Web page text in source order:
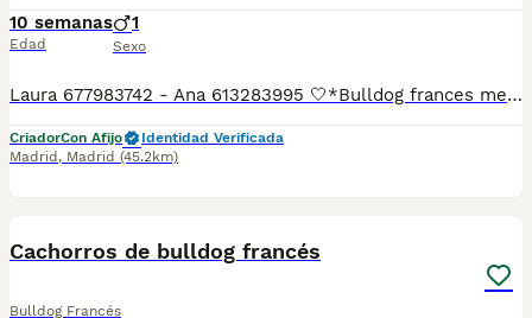
10 semanas
Edad
1
Sexo
Laura 677983742 - Ana 613283995 🤍*Bulldog frances merle black*🤍 ¿Buscas un nuevo compañero para tu hogar? ❤️ Tenemos preciosos cachorros listos para encontrar una familia responsable. ✅ Vacunados ✅ Desparasitados ✅ Cartilla sanitaria ✅ Garantías incluidas ✅ Máxima atención y cuidado Se hacen envíos a toda España: Andalucía: Almería, Cádiz, Córdoba, Granada, Huelva, Jaén, Málaga, Sevilla. Aragón: Huesca, Teruel, Zaragoza. Asturias: Oviedo. Baleares: Palma. Canarias: Las Palmas de Gran Canaria, Santa Cruz de Tenerife. Cantabria: Santander. Castilla-La Mancha: Albacete, Ciudad Real, Cuenca, Guadalajara, Toledo. Castilla y León: Ávila, Burgos, León, Palencia, Salamanca, Segovia, Soria, Valladolid, Zamora. Cataluña: Barcelona, Gerona (Girona), Lérida (Lleida), Tarragona .Comunidad Valenciana: Alicante, Castellón de la Plana, Valencia. Extremadura: Badajoz, Cáceres .Galicia: La Coruña (A Coruña), Lugo, Orense (Ourense), Pontevedra. La Rioja: Logroño. Madrid: Madrid .Murcia: Murcia. Navarra: Pamplona. País Vasco: Bilbao (Vizcaya), San Sebastián (Guipúzcoa), Vitoria (Álava). 🐾 Cachorros sanos, sociables y criados con mucho cariño. 📲 ¡Pregunta sin compromiso por disponibilidad, fotos y precios por mensaje privado!
CriadorCon Afijo
Identidad Verificada
Madrid , Madrid (45.2km)
Cachorros de bulldog francés
Bulldog Francés